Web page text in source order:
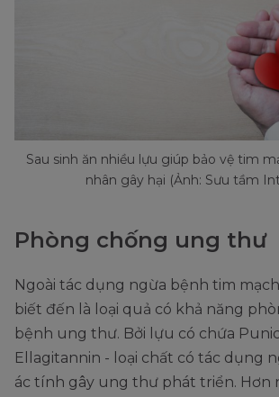
Sau sinh ăn nhiều lựu giúp bảo vệ tim
nhân gây hại (Ảnh: Sưu tầm
Phòng chống ung thư
Ngoài tác dụng ngừa bệnh tim
biết đến là loại quả có khả năng
bệnh ung thư. Bởi lựu có chứa
Ellagitannin - loại chất có tác dụng
ác tính gây ung thư phát triển. Hơn